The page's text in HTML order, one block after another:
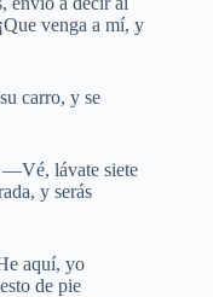
venga a mí, y
carro, y se
—Vé, lávate siete
y serás
aquí, yo
de pie